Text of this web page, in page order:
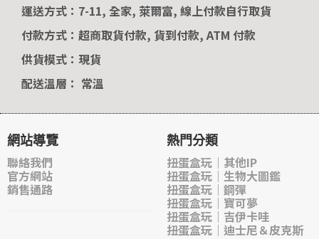
運送方式：7-11, 全家, 萊爾富, 線上付款自行取貨
付款方式：超商取貨付款, 貨到付款, ATM 付款
供貨模式：現貨
配送溫層： 常溫
網站導覽
聯絡我們
官方網站
銷售通路
熱門分類
扭蛋盒玩｜其他IP
扭蛋盒玩｜生物大圖鑑
扭蛋盒玩｜鋼彈
扭蛋盒玩｜寶可夢
扭蛋盒玩｜吉伊卡哇
扭蛋盒玩｜迪士尼＆皮克斯